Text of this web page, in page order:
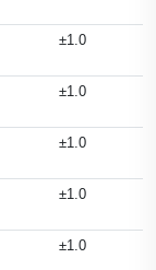
±1.0
±1.0
±1.0
±1.0
±1.0